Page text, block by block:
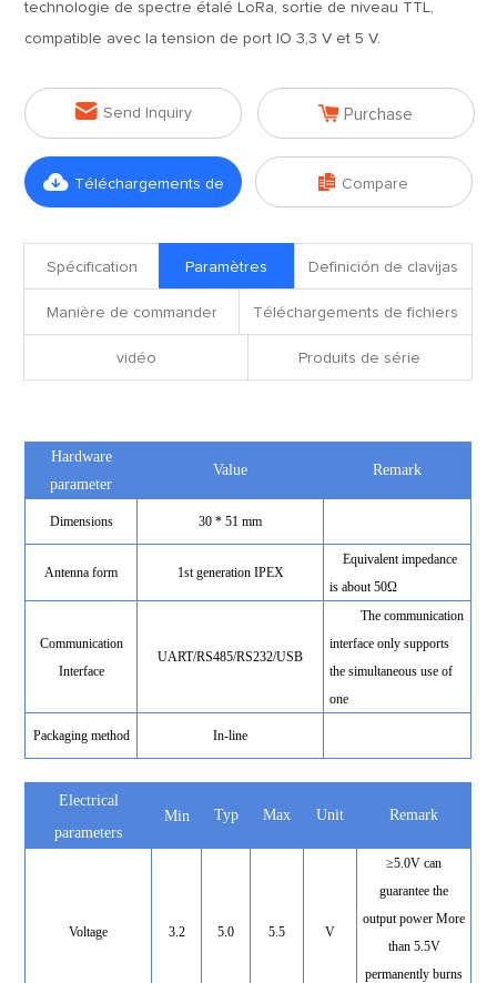
technologie de spectre étalé LoRa, sortie de niveau TTL,
compatible avec la tension de port IO 3,3 V et 5 V.
 Send Inquiry  Purchase
 Téléchargements de  Compare
Spécification Paramètres Definición de clavijas
Manière de commander Téléchargements de fichiers
vidéo Produits de série
Hardware
parameter
Value Remark
Dimensions 30 * 51 mm
Antenna form 1st generation IPEX
Equivalent impedance
is about 50Ω
Communication
Interface
UART/RS485/RS232/USB
The communication
interface only supports
the simultaneous use of
one
Packaging method In-line
Electrical
parameters
Min Typ Max Unit Remark
Voltage 3.2 5.0 5.5 V
≥5.0V can
guarantee the
output power More
than 5.5V
permanently burns